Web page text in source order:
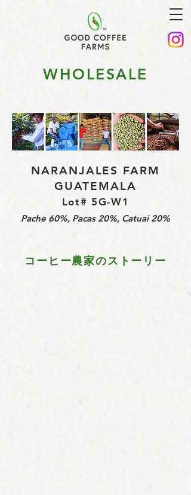
WHOLESALE
NARANJALES FARM
GUATEMALA
Lot# 5G-W1
Pache 60%, Pacas 20%, Catuai 20%
コーヒー農家のストーリー